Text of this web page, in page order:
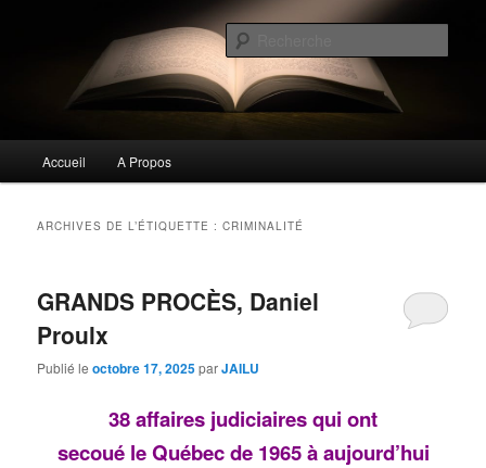
Biblioclo
Commentaires littéraires en tout genre
principal
Accueil A Propos
ARCHIVES DE L’ÉTIQUETTE :CRIMINALITÉ
GRANDS PROCÈS, Daniel
Proulx
Publié leoctobre 17, 2025parJAILU
38 affaires judiciaires qui ont
secoué le Québec de 1965 à aujourd’hui